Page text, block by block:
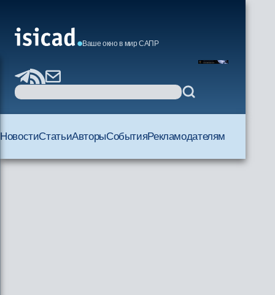
Ваше окно в мир САПР
НовостиСтатьиАвторыСобытияРекламодателям